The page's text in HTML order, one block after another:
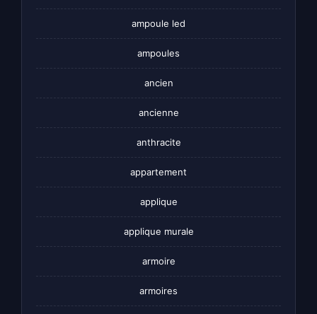
ampoule led
ampoules
ancien
ancienne
anthracite
appartement
applique
applique murale
armoire
armoires